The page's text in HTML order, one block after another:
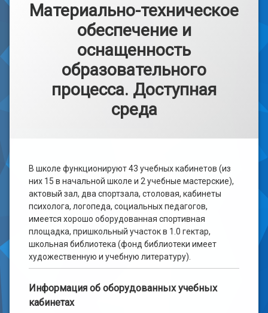
Материально-техническое
обеспечение и
оснащенность
образовательного
процесса. Доступная
среда
В школе функционируют 43 учебных кабинетов (из
них 15 в начальной школе и 2 учебные мастерские),
актовый зал, два спортзала, столовая, кабинеты
психолога, логопеда, социальных педагогов,
имеется хорошо оборудованная спортивная
площадка, пришкольный участок в 1.0 гектар,
школьная библиотека (фонд библиотеки имеет
художественную и учебную литературу).
Информация об оборудованных учебных
кабинетах